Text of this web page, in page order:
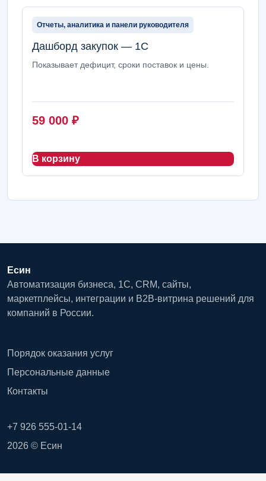
Отчеты, аналитика и панели руководителя
Дашборд закупок — 1С
Показывает дефицит, сроки поставок и цены.
59 000 ₽
В корзину
Есин
Автоматизация бизнеса, 1С, CRM, сайты,
маркетплейсы, интеграции и B2B-витрина решений для
компаний в России.
Порядок оказания услуг
Персональные данные
Контакты
+7 926 555-01-14
2026 © Есин